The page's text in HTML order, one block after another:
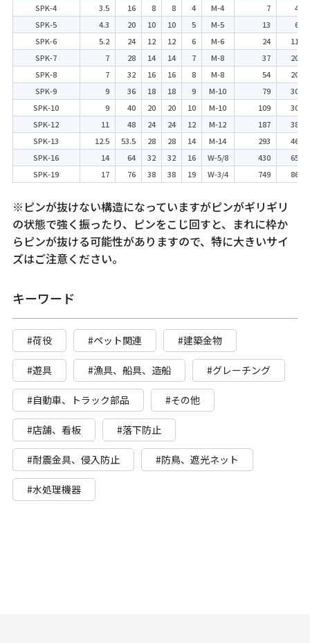
SPK-4 3.5 16 8 8 4 M-4 7
40
SPK-5
4.3 20 10 10 5 M-5 13
60
SPK-6
5.2 24 12 12 6 M-6 24
110
SPK-7
7 28 14 14 7 M-8 37
200
SPK-8
7 32 16 16 8 M-8 54
200
SPK-9
9 36 18 18 9 M-10 79
300
SPK-10
9 40 20 20 10 M-10 109
300
SPK-12
11 48 24 24 12 M-12 187
380
SPK-13
12.5 53.5 28 28 14 M-14 293
460
SPK-16
14 64 32 32 16 W-5/8 430
650
SPK-19
17 76 38 38 19 W-3/4 749 860
※ピンが抜けない構造になっていますがピンがギリギリ
の状態で強く振ったり、ピンをこじ回すと、まれに枠か
らピンが抜ける可能性がありますので、特に大きいサイ
ズはご注意ください。
キーワード
#荷役 #ペット関連 #建築金物
#遊具 #漁具、船具、造船 #グレーチング
#自動車、トラック部品 #その他
#店舗、看板 #落下防止
#耐震金具、侵入防止 #防鳥、遮光ネット
#水処理機器